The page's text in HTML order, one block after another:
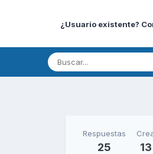
¿Usuario existente?
Respuestas
25